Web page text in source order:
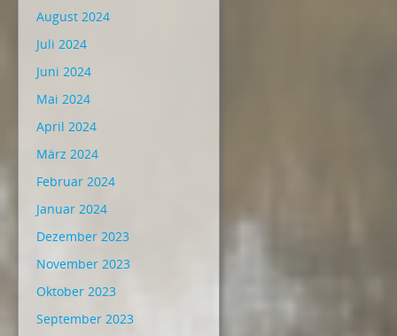
August 2024
Juli 2024
Juni 2024
Mai 2024
April 2024
März 2024
Februar 2024
Januar 2024
Dezember 2023
November 2023
Oktober 2023
September 2023